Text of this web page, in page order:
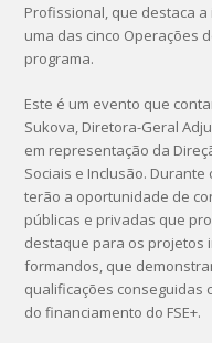
Profissional, que destaca
uma das cinco Operações
programa.
Este é um evento que
Sukova, Diretora-Geral
em representação da
Sociais e Inclusão.
terão a oportunidade de
públicas e privadas que
destaque para os projetos
formandos, que
qualificações conseguidas
do financiamento do FSE+.